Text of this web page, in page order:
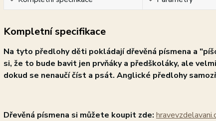
Kompletní specifikace
Na tyto předlohy děti pokládají dřevěná písmena a
si, že to bude bavit jen prvňáky a předškoláky, ale
dokud se nenaučí číst a psát. Anglické předlohy
Dřevěná písmena si můžete koupit zde: